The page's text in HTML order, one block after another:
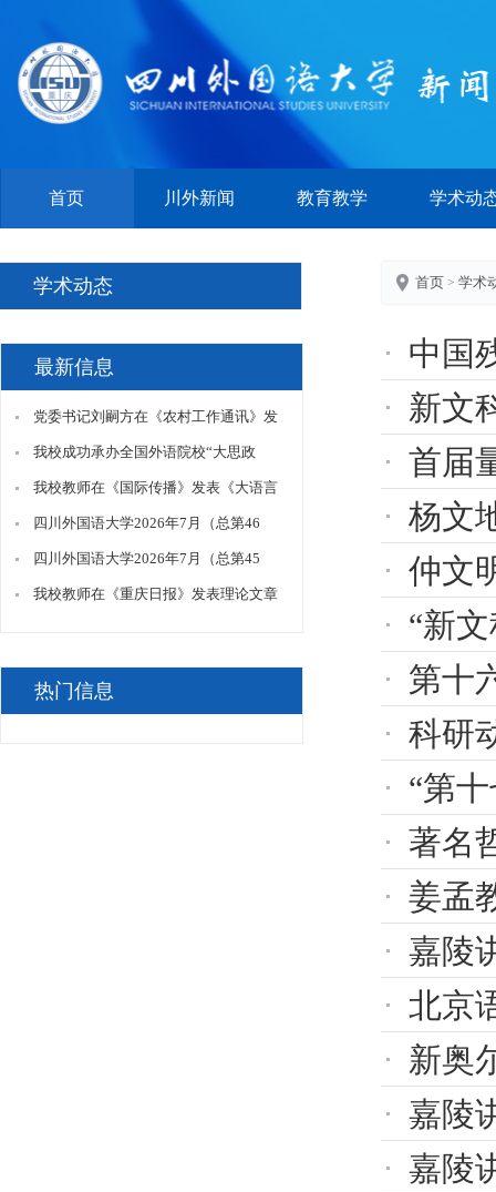
首页 川外新闻 教育教学 学术动
学术动态
最新信息
党委书记刘嗣方在《农村工作通讯》发
表理论文章《推动乡村振兴国际合作的
重要意义与实践路径》
我校成功承办全国外语院校“大思政
课”建设联盟2026年年会
我校教师在《国际传播》发表《大语言
模型赋能下国际传播效果评价创新路
径》
四川外国语大学2026年7月（总第46
期）门面招租拟成交结果公告
四川外国语大学2026年7月（总第45
期）门面招租拟成交结果公告
我校教师在《重庆日报》发表理论文章
力》
热门信息
首页 > 学术
中国残疾人
新文科 新范
首届
杨文
仲文
“新文科·
第十
科研动态
“第十七
著名
姜孟教授
嘉陵讲
北京
新奥尔良
嘉陵讲坛
嘉陵讲坛